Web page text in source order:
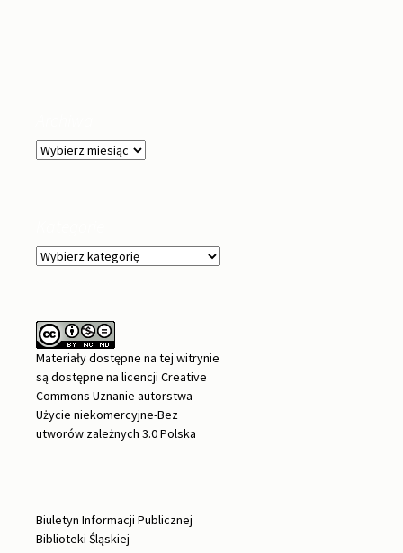
Archiwa
Kategorie
Materiały dostępne na tej witrynie
są dostępne na licencji Creative
Commons Uznanie autorstwa-
Użycie niekomercyjne-Bez
utworów zależnych 3.0 Polska
Biuletyn Informacji Publicznej
Biblioteki Śląskiej